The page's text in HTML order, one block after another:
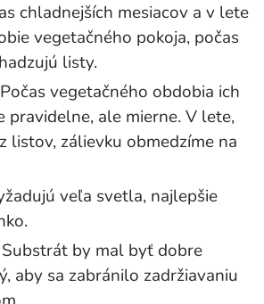
chladnejších mesiacov a v lete
vegetačného pokoja, počas
listy.
Počas vegetačného obdobia ich
pravidelne, ale mierne. V lete,
listov, zálievku obmedzíme na
veľa svetla, najlepšie
Substrát by mal byť dobre
aby sa zabránilo zadržiavaniu